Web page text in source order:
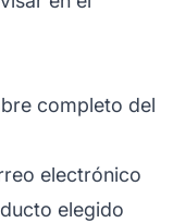
completo del
electrónico
elegido